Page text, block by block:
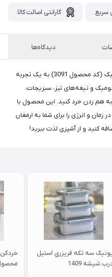
سریع گارانتی اصالت کالا
دیدگاه‌ها
آشپزخانه‌تان را با خردکن نخی جدید یونیک (کد محصول 3091) به یک تجربه
و تیغه‌های تیز، سبزیجات،
هم زدن خرد کنید. این محصول با
زمان و انرژی را برای شما به ارمغان
کنید و از آشپزی لذت ببرید!
سه تکه فريزري استيل
شيشه 1409
محصول